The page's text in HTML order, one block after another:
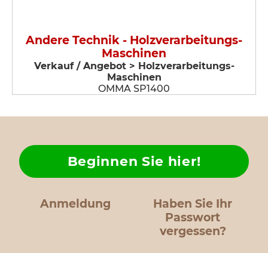
Andere Technik - Holzverarbeitungs-
Maschinen
Verkauf / Angebot > Holzverarbeitungs-
Maschinen
OMMA SP1400
Anmeldung
Haben Sie Ihr
Passwort
vergessen?
Beginnen Sie hier!